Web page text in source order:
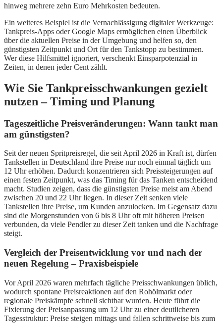
hinweg mehrere zehn Euro Mehrkosten bedeuten.
Ein weiteres Beispiel ist die Vernachlässigung digitaler Werkzeuge:
Tankpreis-Apps oder Google Maps ermöglichen einen Überblick
über die aktuellen Preise in der Umgebung und helfen so, den
günstigsten Zeitpunkt und Ort für den Tankstopp zu bestimmen.
Wer diese Hilfsmittel ignoriert, verschenkt Einsparpotenzial in
Zeiten, in denen jeder Cent zählt.
Wie Sie Tankpreisschwankungen gezielt
nutzen – Timing und Planung
Tageszeitliche Preisveränderungen: Wann tankt man
am günstigsten?
Seit der neuen Spritpreisregel, die seit April 2026 in Kraft ist, dürfen
Tankstellen in Deutschland ihre Preise nur noch einmal täglich um
12 Uhr erhöhen. Dadurch konzentrieren sich Preissteigerungen auf
einen festen Zeitpunkt, was das Timing für das Tanken entscheidend
macht. Studien zeigen, dass die günstigsten Preise meist am Abend
zwischen 20 und 22 Uhr liegen. In dieser Zeit senken viele
Tankstellen ihre Preise, um Kunden anzulocken. Im Gegensatz dazu
sind die Morgenstunden von 6 bis 8 Uhr oft mit höheren Preisen
verbunden, da viele Pendler zu dieser Zeit tanken und die Nachfrage
steigt.
Vergleich der Preisentwicklung vor und nach der
neuen Regelung – Praxisbeispiele
Vor April 2026 waren mehrfach tägliche Preisschwankungen üblich,
wodurch spontane Preisreaktionen auf den Rohölmarkt oder
regionale Preiskämpfe schnell sichtbar wurden. Heute führt die
Fixierung der Preisanpassung um 12 Uhr zu einer deutlicheren
Tagesstruktur: Preise steigen mittags und fallen schrittweise bis zum